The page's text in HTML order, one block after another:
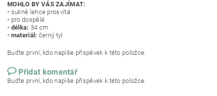
MOHLO BY VÁS ZAJÍMAT:
• sukně lehce prosvítá
• pro dospělé
• délka: 34 cm
• materiál: černý tyl
Buďte první, kdo napíše příspěvek k této položce.
Přidat komentář
Buďte první, kdo napíše příspěvek k této položce.